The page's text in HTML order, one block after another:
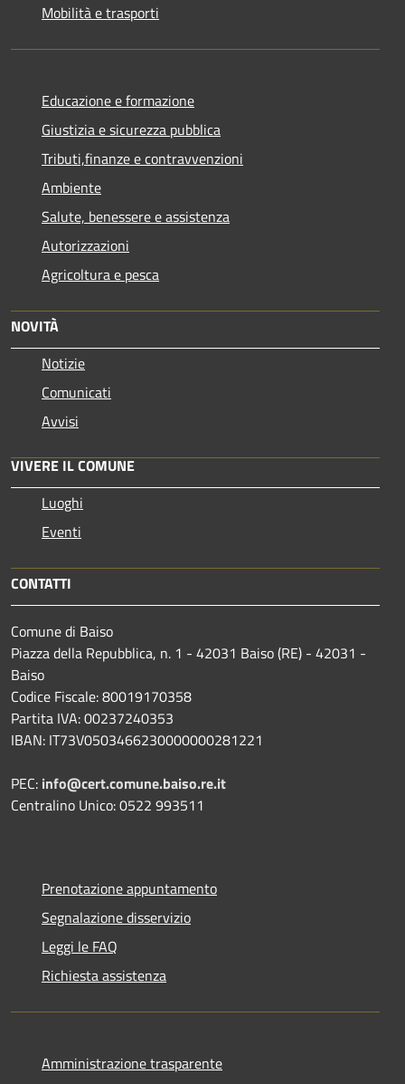
Mobilità e trasporti
Educazione e formazione
Giustizia e sicurezza pubblica
Tributi,finanze e contravvenzioni
Ambiente
Salute, benessere e assistenza
Autorizzazioni
Agricoltura e pesca
NOVITÀ
Notizie
Comunicati
Avvisi
VIVERE IL COMUNE
Luoghi
Eventi
CONTATTI
Comune di Baiso
Piazza della Repubblica, n. 1 - 42031 Baiso (RE) - 42031 -
Baiso
Codice Fiscale: 80019170358
Partita IVA: 00237240353
IBAN: IT73V0503466230000000281221
PEC: info@cert.comune.baiso.re.it
Centralino Unico: 0522 993511
Prenotazione appuntamento
Segnalazione disservizio
Leggi le FAQ
Richiesta assistenza
Amministrazione trasparente